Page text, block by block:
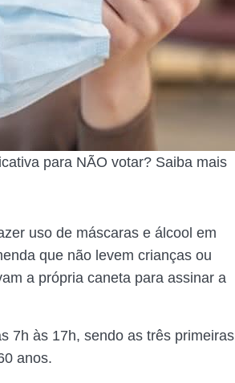
para NÃO votar? Saiba mais
uso de máscaras e álcool em
que não levem crianças ou
a própria caneta para assinar a
7h às 17h, sendo as três primeiras
anos.